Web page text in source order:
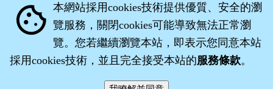
cookie 本網站採用cookies技術提供優質、安全的瀏
覽服務，關閉cookies可能導致無法正常瀏
覽。您若繼續瀏覽本站，即表示您同意本站
採用cookies技術，並且完全接受本站的服務條款。